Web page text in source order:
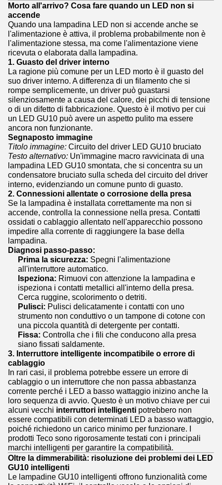
Morto all'arrivo? Cosa fare quando un LED non si
accende
Quando una lampadina LED non si accende anche se
l'alimentazione è attiva, il problema probabilmente non è
l'alimentazione stessa, ma come l'alimentazione viene
ricevuta o elaborata dalla lampadina.
1. Guasto del driver interno
La ragione più comune per un LED morto è il guasto del
suo driver interno. A differenza di un filamento che si
rompe semplicemente, un driver può guastarsi
silenziosamente a causa del calore, dei picchi di tensione
o di un difetto di fabbricazione. Questo è il motivo per cui
un LED GU10 può avere un aspetto pulito ma essere
ancora non funzionante.
Segnaposto immagine
Titolo immagine: Circuito del driver LED GU10 bruciato
Testo alternativo: Un'immagine macro ravvicinata di una
lampadina LED GU10 smontata, che si concentra su un
condensatore bruciato sulla scheda del circuito del driver
interno, evidenziando un comune punto di guasto.
2. Connessioni allentate o corrosione della presa
Se la lampadina è installata correttamente ma non si
accende, controlla la connessione nella presa. Contatti
ossidati o cablaggio allentato nell'apparecchio possono
impedire alla corrente di raggiungere la base della
lampadina.
Diagnosi passo-passo:
Prima la sicurezza: Spegni l'alimentazione
all'interruttore automatico.
Ispeziona: Rimuovi con attenzione la lampadina e
ispeziona i contatti metallici all'interno della presa.
Cerca ruggine, scolorimento o detriti.
Pulisci: Pulisci delicatamente i contatti con uno
strumento non conduttivo o un tampone di cotone con
una piccola quantità di detergente per contatti.
Fissa: Controlla che i fili che conducono alla presa
siano fissati saldamente.
3. Interruttore intelligente incompatibile o errore di
cablaggio
In rari casi, il problema potrebbe essere un errore di
cablaggio o un interruttore che non passa abbastanza
corrente perché i LED a basso wattaggio inizino anche la
loro sequenza di avvio. Questo è un motivo chiave per cui
alcuni vecchi interruttori intelligenti potrebbero non
essere compatibili con determinati LED a basso wattaggio,
poiché richiedono un carico minimo per funzionare. I
prodotti Teco sono rigorosamente testati con i principali
marchi intelligenti per garantire la compatibilità.
Oltre la dimmerabilità: risoluzione dei problemi dei LED
GU10 intelligenti
Le lampadine GU10 intelligenti offrono funzionalità come